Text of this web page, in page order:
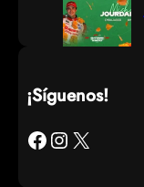
¡Síguenos!
Facebook Instagram X